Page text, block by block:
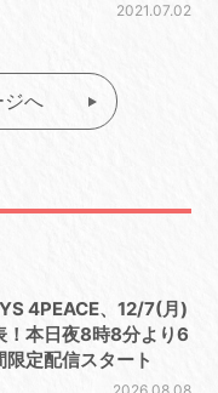
2021.07.02
ジへ
4PEACE、12/7(月)
！本日夜8時8分より6
限定配信スタート